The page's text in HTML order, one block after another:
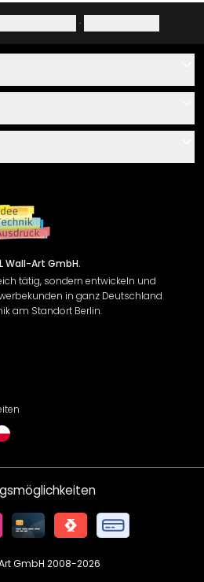
·
Zeichen
Wall-Art GmbH.
tätig, sondern entwickeln und
in ganz Deutschland
am Standort Berlin.
GmbH 2008-2026